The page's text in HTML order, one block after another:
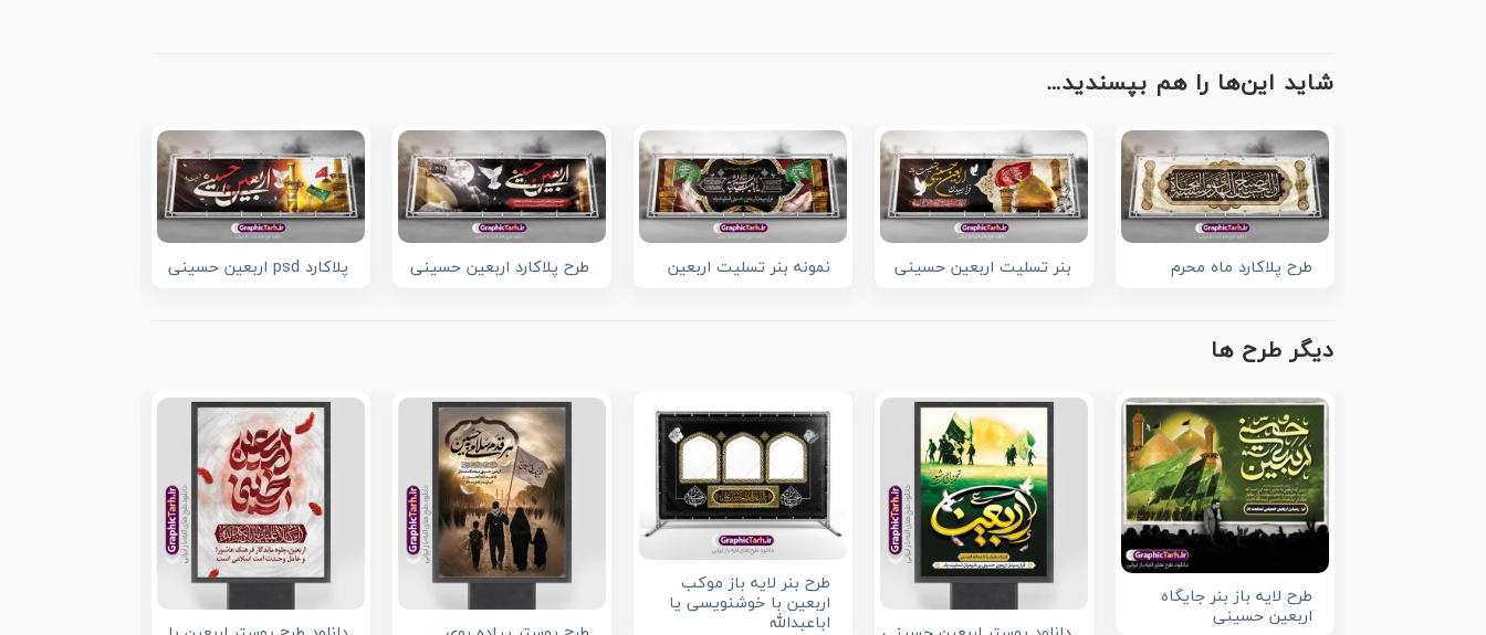
شاید این‌ها را هم بپسندید…
طرح پلاکارد ماه محرم بنر تسلیت اربعین حسینی نمونه بنر تسلیت اربعین طرح پلاکارد اربعین حسینی پلاکارد psd اربعین حسینی
دیگر طرح ها
طرح لایه باز بنر جایگاه
اربعین حسینی
طرح بنر لایه باز موکب
اربعین با خوشنویسی یا
اباعبدالله